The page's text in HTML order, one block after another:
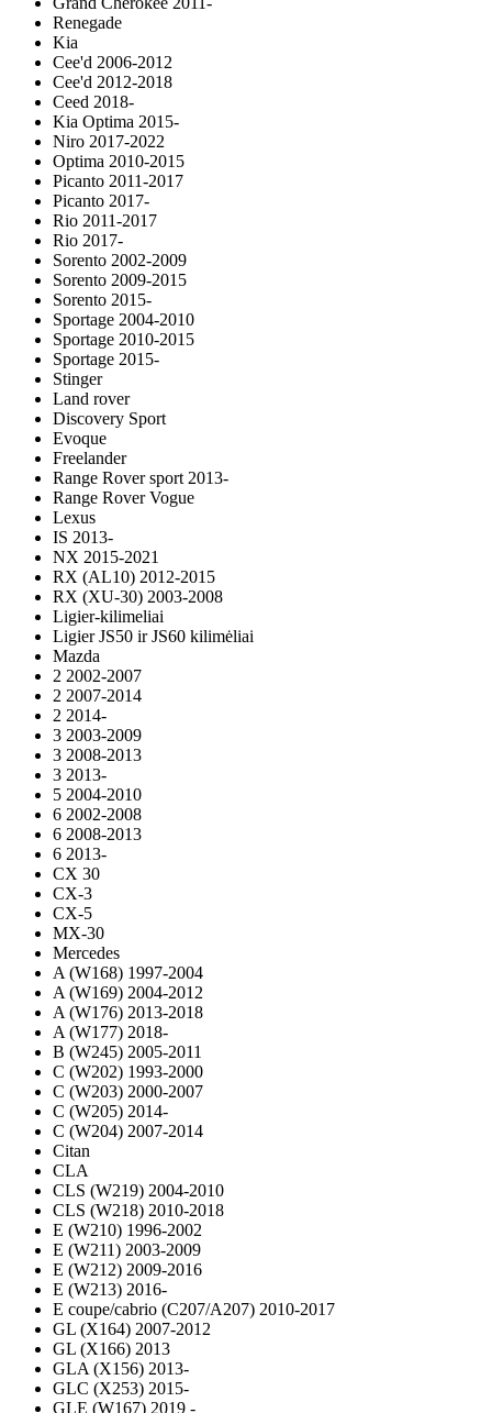
Renegade
Kia
Cee'd 2006-2012
Cee'd 2012-2018
Ceed 2018-
Kia Optima 2015-
Niro 2017-2022
Optima 2010-2015
Picanto 2011-2017
Picanto 2017-
Rio 2011-2017
Rio 2017-
Sorento 2002-2009
Sorento 2009-2015
Sorento 2015-
Sportage 2004-2010
Sportage 2010-2015
Sportage 2015-
Stinger
Land rover
Discovery Sport
Evoque
Freelander
Range Rover sport 2013-
Range Rover Vogue
Lexus
IS 2013-
NX 2015-2021
RX (AL10) 2012-2015
RX (XU-30) 2003-2008
Ligier-kilimeliai
Ligier JS50 ir JS60 kilimėliai
Mazda
2 2002-2007
2 2007-2014
2 2014-
3 2003-2009
3 2008-2013
3 2013-
5 2004-2010
6 2002-2008
6 2008-2013
6 2013-
CX 30
CX-3
CX-5
MX-30
Mercedes
A (W168) 1997-2004
A (W169) 2004-2012
A (W176) 2013-2018
A (W177) 2018-
B (W245) 2005-2011
C (W202) 1993-2000
C (W203) 2000-2007
C (W205) 2014-
C (W204) 2007-2014
Citan
CLA
CLS (W219) 2004-2010
CLS (W218) 2010-2018
E (W210) 1996-2002
E (W211) 2003-2009
E (W212) 2009-2016
E (W213) 2016-
E coupe/cabrio (C207/A207) 2010-2017
GL (X164) 2007-2012
GL (X166) 2013
GLA (X156) 2013-
GLC (X253) 2015-
GLE (W167) 2019 -